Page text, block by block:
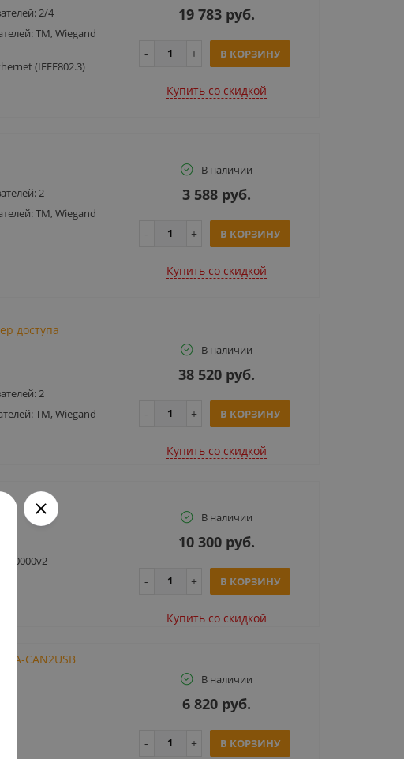
2/4
TM, Wiegand
(IEEE802.3)
19 783 руб.
В КОРЗИНУ
Купить cо скидкой
2
TM, Wiegand
В наличии
3 588 руб.
В КОРЗИНУ
Купить cо скидкой
доступа
2
TM, Wiegand
В наличии
38 520 руб.
В КОРЗИНУ
Купить cо скидкой
10000v2
В наличии
10 300 руб.
В КОРЗИНУ
Купить cо скидкой
CAN2USB
В наличии
6 820 руб.
В КОРЗИНУ